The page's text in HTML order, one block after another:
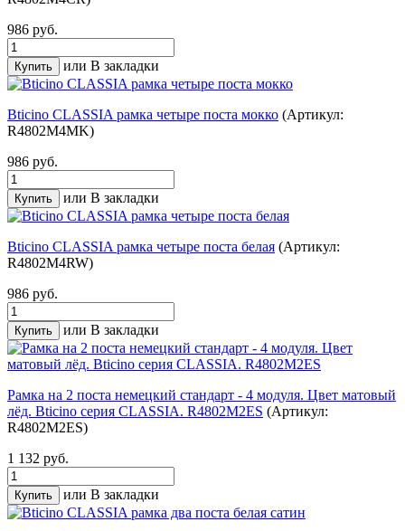
986 руб.
или В закладки
Bticino CLASSIA рамка четыре поста мокко (Артикул:
R4802M4MK)
986 руб.
или В закладки
Bticino CLASSIA рамка четыре поста белая (Артикул:
R4802M4RW)
986 руб.
или В закладки
Рамка на 2 поста немецкий стандарт - 4 модуля. Цвет матовый
лёд. Bticino серия CLASSIA. R4802M2ES (Артикул:
R4802M2ES)
1 132 руб.
или В закладки